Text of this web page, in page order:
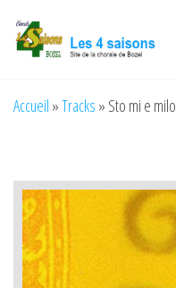
contenu
Accueil »Tracks » Sto mi e milo